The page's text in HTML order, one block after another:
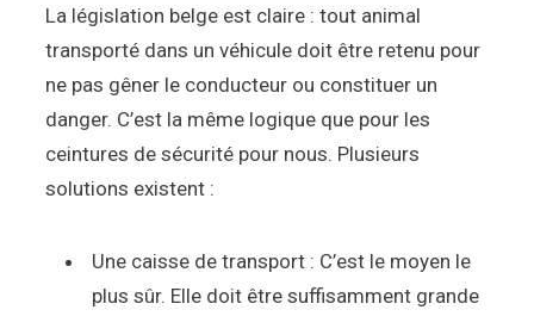
La législation belge est claire : tout animal
transporté dans un véhicule doit être retenu pour
ne pas gêner le conducteur ou constituer un
danger. C’est la même logique que pour les
ceintures de sécurité pour nous. Plusieurs
solutions existent :
Une caisse de transport : C’est le moyen le
plus sûr. Elle doit être suffisamment grande